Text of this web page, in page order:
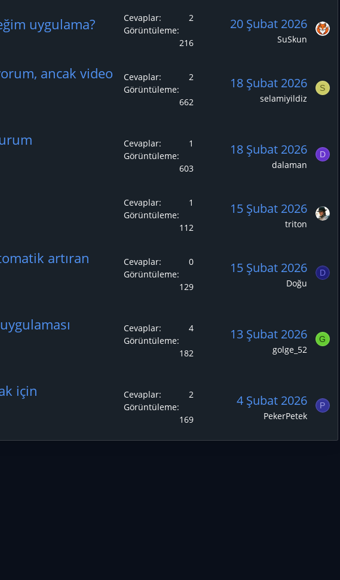
uygulama? Cevaplar
2
Görüntüleme
216
20 Şubat 2026
SuSkun
ancak video
Cevaplar
2
Görüntüleme
662
18 Şubat 2026
selamiyildiz
S
Cevaplar
1
Görüntüleme
603
18 Şubat 2026
dalaman
D
Cevaplar
1
Görüntüleme
112
15 Şubat 2026
triton
artıran
Cevaplar
0
Görüntüleme
129
15 Şubat 2026
Doğu
D
Cevaplar
4
Görüntüleme
182
13 Şubat 2026
golge_52
G
için
Cevaplar
2
Görüntüleme
169
4 Şubat 2026
PekerPetek
P